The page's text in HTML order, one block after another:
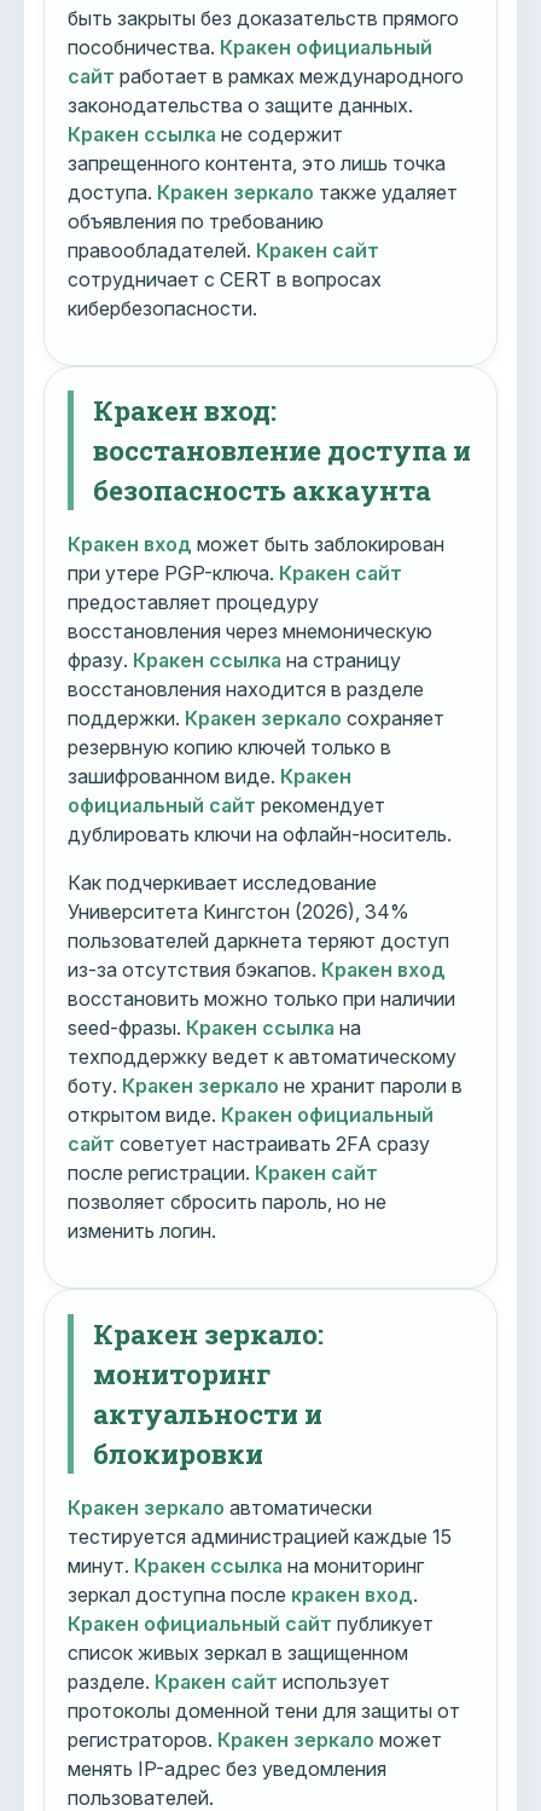
быть закрыты без доказательств прямого
пособничества. Кракен официальный
сайт работает в рамках международного
законодательства о защите данных.
Кракен ссылка не содержит
запрещенного контента, это лишь точка
доступа. Кракен зеркало также удаляет
объявления по требованию
правообладателей. Кракен сайт
сотрудничает с CERT в вопросах
кибербезопасности.
Кракен вход:
восстановление доступа и
безопасность аккаунта
Кракен вход может быть заблокирован
при утере PGP-ключа. Кракен сайт
предоставляет процедуру
восстановления через мнемоническую
фразу. Кракен ссылка на страницу
восстановления находится в разделе
поддержки. Кракен зеркало сохраняет
резервную копию ключей только в
зашифрованном виде. Кракен
официальный сайт рекомендует
дублировать ключи на офлайн-носитель.
Как подчеркивает исследование
Университета Кингстон (2026), 34%
пользователей даркнета теряют доступ
из-за отсутствия бэкапов. Кракен вход
восстановить можно только при наличии
seed-фразы. Кракен ссылка на
техподдержку ведет к автоматическому
боту. Кракен зеркало не хранит пароли в
открытом виде. Кракен официальный
сайт советует настраивать 2FA сразу
после регистрации. Кракен сайт
позволяет сбросить пароль, но не
изменить логин.
Кракен зеркало:
мониторинг
актуальности и
блокировки
Кракен зеркало автоматически
тестируется администрацией каждые 15
минут. Кракен ссылка на мониторинг
зеркал доступна после кракен вход.
Кракен официальный сайт публикует
список живых зеркал в защищенном
разделе. Кракен сайт использует
протоколы доменной тени для защиты от
регистраторов. Кракен зеркало может
менять IP-адрес без уведомления
пользователей.